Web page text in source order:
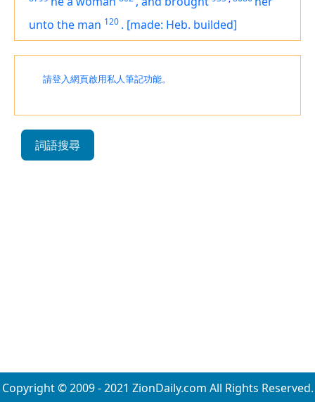
unto the man 120 . [made: Heb. builded]
請登入網頁啟用私人筆記功能。
詞語搜尋
Copyright © 2009 - 2021 ZionDaily.com All Rights Reserved.